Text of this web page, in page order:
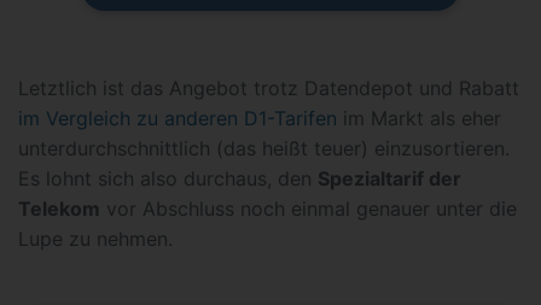
Letztlich ist das Angebot trotz Datendepot und Rabatt
im Vergleich zu anderen D1-Tarifen im Markt als eher
unterdurchschnittlich (das heißt teuer) einzusortieren.
Es lohnt sich also durchaus, den Spezialtarif der
Telekom vor Abschluss noch einmal genauer unter die
Lupe zu nehmen.